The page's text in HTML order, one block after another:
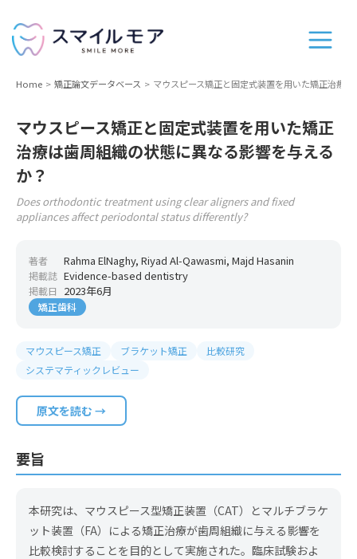
Home 矯正論文データベース マウスピース矯正と固定式装置を用いた矯正治療
マウスピース矯正と固定式装置を用いた矯正
治療は歯周組織の状態に異なる影響を与える
か？
Does orthodontic treatment using clear aligners and fixed
appliances affect periodontal status differently?
著者 Rahma ElNaghy, Riyad Al-Qawasmi, Majd Hasanin
掲載誌 Evidence-based dentistry
掲載日 2023年6月
矯正歯科
マウスピース矯正 ブラケット矯正
比較研究
システマティックレビュー
原文を読む →
要旨
本研究は、マウスピース型矯正装置（CAT）とマルチブラケ
ット装置（FA）による矯正治療が歯周組織に与える影響を
比較検討することを目的として実施された。臨床試験およ